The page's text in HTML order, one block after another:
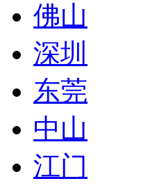
佛山
深圳
东莞
中山
江门